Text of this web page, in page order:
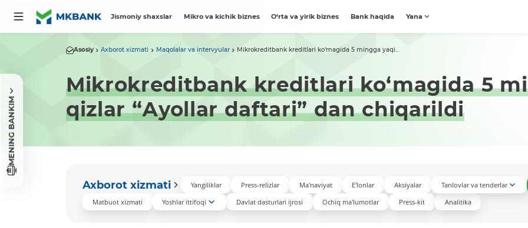
Jismoniy shaxslar Mikro va kichik biznes O‘rta va yirik biznes Bank haqida Yana
MENING BANKIM
Asosiy Axborot xizmati Maqolalar va intervyular Mikrokreditbank kreditlari ko‘magida 5 mingga yaqi...
Mikrokreditbank kreditlari ko‘magida 5
qizlar “Аyollar daftari” dan chiqarildi
Axborot xizmati Yangiliklar Press-relizlar Ma'naviyat E'lonlar Aksiyalar Tanlovlar va tenderlar
Matbuot xizmati
Yoshlar ittifoqi Davlat dasturlari ijrosi Ochiq ma'lumotlar Press-kit Analitika